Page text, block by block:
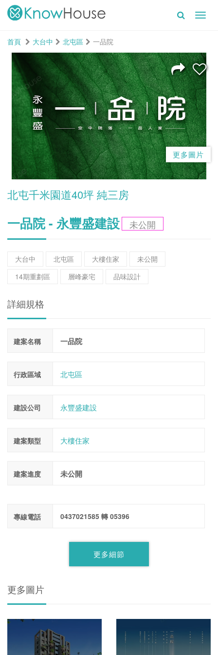
首頁
大台中 北屯區 一品院
更多圖片
北屯千米園道40坪 純三房
一品院 - 永豐盛建設 未公開
大台中 北屯區 大樓住家
未公開
14期重劃區
層峰豪宅 品味設計
詳細規格
建案名稱 一品院
行政區域 北屯區
建設公司 永豐盛建設
建案類型 大樓住家
建案進度 未公開
專線電話 0437021585 轉 05396
更多細節
更多圖片